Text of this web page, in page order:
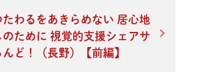
わるをあきらめない 居心地
ために 視覚的支援シェアサ
ど！（長野）【前編】